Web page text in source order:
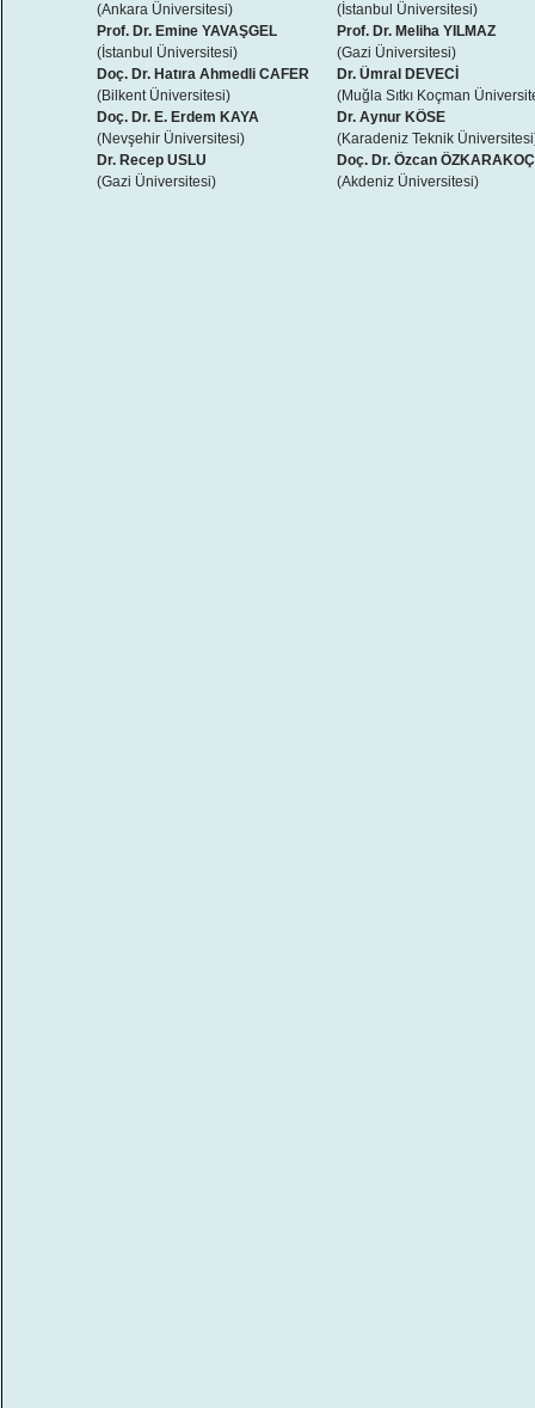
(Ankara Üniversitesi)
(İstanbul Üniversitesi)
Prof. Dr. Emine YAVAŞGEL
(İstanbul Üniversitesi)
Prof. Dr. Meliha YILMAZ
(Gazi Üniversitesi)
Doç. Dr. Hatıra Ahmedli CAFER
(Bilkent Üniversitesi)
Dr. Ümral DEVECİ
(Muğla Sıtkı Koçman
Doç. Dr. E. Erdem KAYA
(Nevşehir Üniversitesi)
Dr. Aynur KÖSE
(Karadeniz Teknik
Dr. Recep USLU
(Gazi Üniversitesi)
Doç. Dr. Özcan ÖZKARAKOÇ
(Akdeniz Üniversitesi)